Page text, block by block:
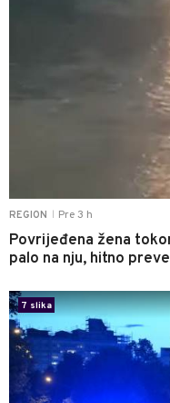
REGION Pre 3 h
Povrijeđena žena
palo na nju, hitno
7 slika